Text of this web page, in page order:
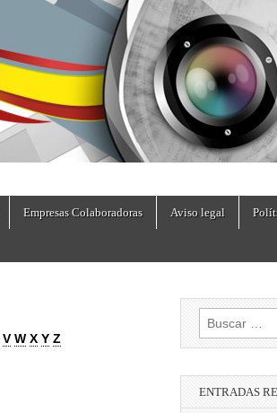
Empresas Colaboradoras Aviso legal
V W X Y Z
Buscar:
ENTRADAS